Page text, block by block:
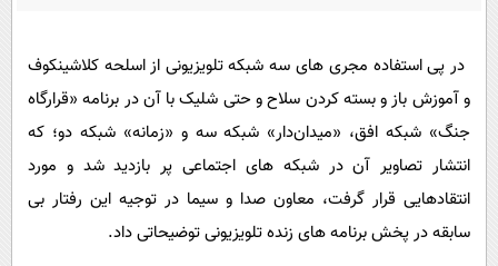
سرگرمی
فناوری
حوادث
محیط زیست
پیامک
روانشناسی
دانلود
در پی استفاده مجری های سه شبکه تلویزیونیاز اسلحه کلاشینکوف
وآموزش باز و بسته کردن سلاح و حتی شلیک با آن در برنامه «قرارگاه
جنگ» شبکه افق، «میدان‌دار» شبکه سه و «زمانه» شبکه دو؛ که
انتشار تصاویر آن در شبکه های اجتماعی پر بازدید شد و مورد
انتقادهایی قرار گرفت، معاون صدا و سیما در توجیه این رفتار بی
سابقه در پخش برنامه های زنده تلویزیونی توضیحاتی داد.